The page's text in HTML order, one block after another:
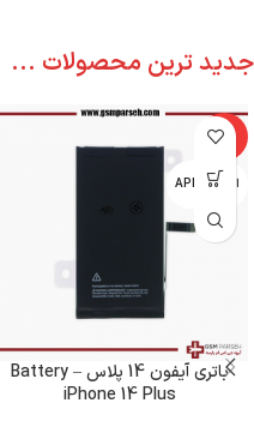
جدید ترین محصولات ...
-6%
اپل - APPLE
باتری آیفون 14 پلاس – Battery
iPhone 14 Plus